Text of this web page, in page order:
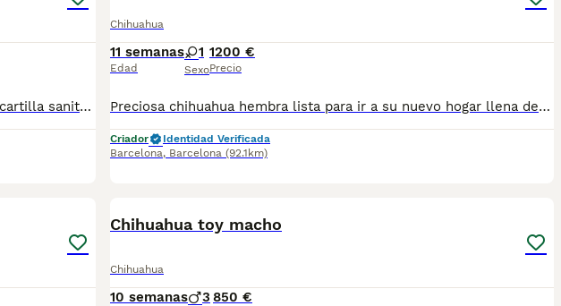
Chihuahua toy de pelo largo de diversos colores con cartilla sanitaria vacuna chip desparasitación con garantía víricas y congenitas
Chihuahua
11 semanas
Edad
1
Sexo
1200 €
Precio
Preciosa chihuahua hembra lista para ir a su nuevo hogar llena de energía muy alegre y cariñosa.Se entrega con su cartilla de vacunacion y desparacion correspondiente a su edad. Todos nuestros cachorros estan criados en ambiente familiar con mucho amor y mucha dedicación.
Criador
Identidad Verificada
Barcelona, Barcelona (92.1km)
Chihuahua toy macho
Chihuahua
10 semanas 3 850 €